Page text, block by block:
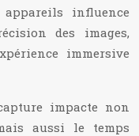
influence
des images,
immersive
impacte non
aussi le temps